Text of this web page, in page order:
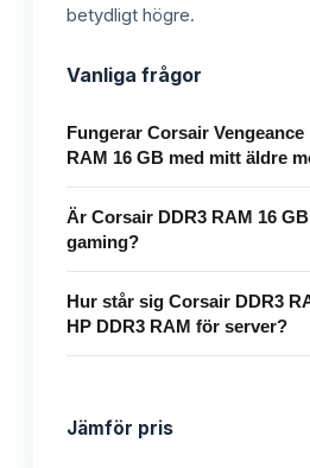
betydligt högre.
Vanliga frågor
Fungerar Corsair Vengeance
RAM 16 GB med mitt äldre
Är Corsair DDR3 RAM 16
gaming?
Hur står sig Corsair DDR3
HP DDR3 RAM för server?
Jämför pris